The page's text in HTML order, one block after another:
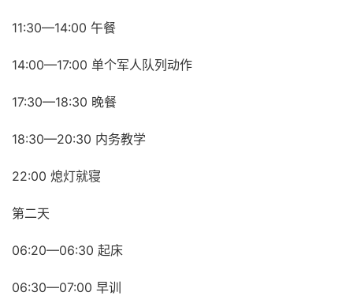
11:30—14:00 午餐
14:00—17:00 单个军人队列动作
17:30—18:30 晚餐
18:30—20:30 内务教学
22:00 熄灯就寝
第二天
06:20—06:30 起床
06:30—07:00 早训